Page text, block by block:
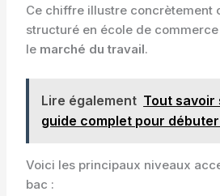
Ce chiffre illustre concrètement
structuré en école de
le marché du travail.
Lire également Tout savoir
guide complet pour
Voici les principaux niveaux
bac :